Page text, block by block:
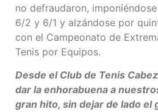
no defraudaron,
6/2 y 6/1 y alzándose por
con el Campeonato de
Tenis por Equipos.
Desde el Club de Tenis
dar la enhorabuena a
gran hito, sin dejar de lado el